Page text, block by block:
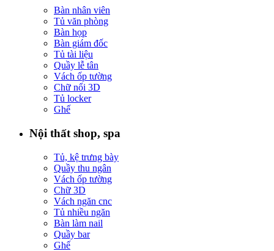
Bàn nhân viên
Tủ văn phòng
Bàn họp
Bàn giám đốc
Tủ tài liệu
Quầy lễ tân
Vách ốp tường
Chữ nổi 3D
Tủ locker
Ghế
Nội thất shop, spa
Tủ, kệ trưng bày
Quầy thu ngân
Vách ốp tường
Chữ 3D
Vách ngăn cnc
Tủ nhiều ngăn
Bàn làm nail
Quầy bar
Ghế